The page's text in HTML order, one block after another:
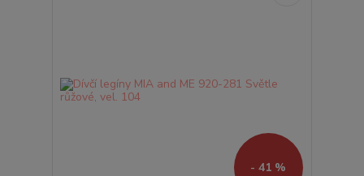
- 41 %